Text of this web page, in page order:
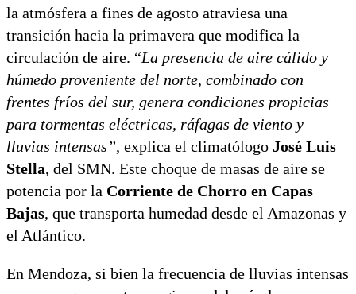
la atmósfera a fines de agosto atraviesa una
transición hacia la primavera que modifica la
circulación de aire. “La presencia de aire cálido y
húmedo proveniente del norte, combinado con
frentes fríos del sur, genera condiciones propicias
para tormentas eléctricas, ráfagas de viento y
lluvias intensas”, explica el climatólogo José Luis
Stella, del SMN. Este choque de masas de aire se
potencia por la Corriente de Chorro en Capas
Bajas, que transporta humedad desde el Amazonas y
el Atlántico.
En Mendoza, si bien la frecuencia de lluvias intensas